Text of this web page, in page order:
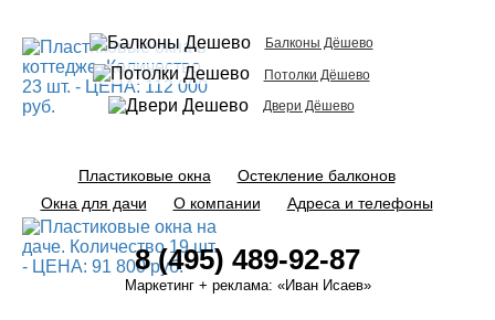
Балконы Дёшево
Потолки Дёшево
Двери Дёшево
Пластиковые окна
Остекление балконов
Окна для дачи
О компании Адреса и телефоны
8 (495) 489-92-87
Маркетинг + реклама: «Иван Исаев»